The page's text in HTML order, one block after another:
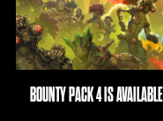
BOUNTY PACK 4 IS